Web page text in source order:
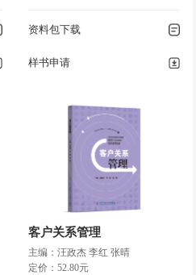
资料包下载
样书申请
客户关系管理
主编：汪政杰 李红 张晴
定价：52.80元